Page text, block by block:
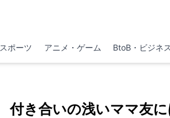
スポーツ アニメ・ゲーム BtoB・ビジネス
付き合いの浅いママ友